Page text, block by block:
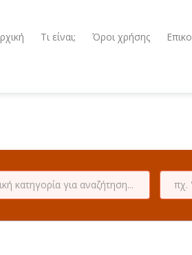
Τι είναι; Όροι χρήσης